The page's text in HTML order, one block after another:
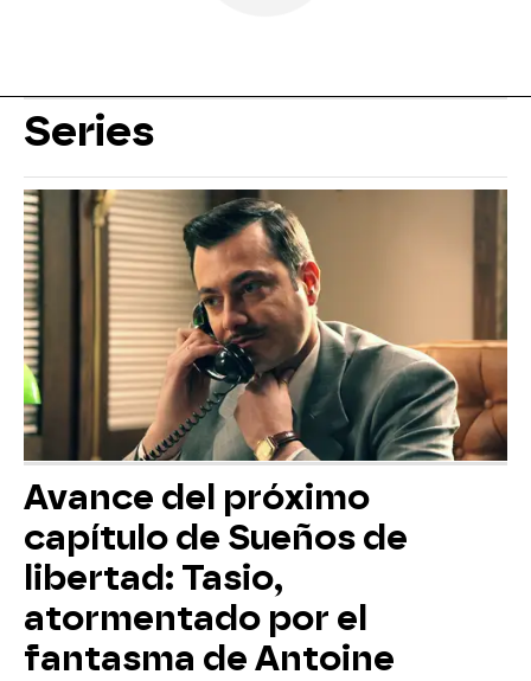
Series
Avance del próximo
capítulo de Sueños de
libertad: Tasio,
atormentado por el
fantasma de Antoine